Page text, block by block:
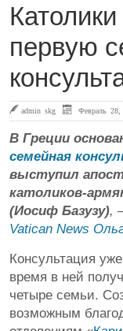
первую
admin skg Февраль 28,
В Греции
семейная
выступил
католиков-
(Иосиф Базузу),
Vatican News
Консультация
время в ней
четыре семьи.
возможным